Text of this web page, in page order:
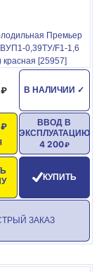
Премьер
0,39ТУ/F1-1,6
красная [25957]
В НАЛИЧИИ ✓
ВВОД В
ЭКСПЛУАТАЦИЮ
4 200
КУПИТЬ
ЗАКАЗ